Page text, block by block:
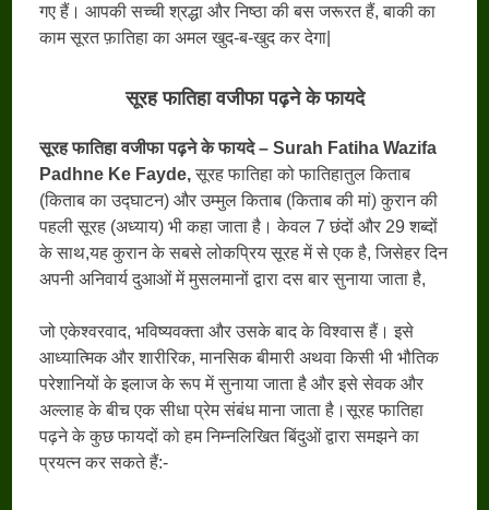
गए हैं। आपकी सच्ची श्रद्धा और निष्ठा की बस जरूरत हैं, बाकी का
काम सूरत फ़ातिहा का अमल खुद-ब-खुद कर देगा|
सूरह फातिहा वजीफा पढ़ने के फायदे
सूरह फातिहा वजीफा पढ़ने के फायदे – Surah Fatiha Wazifa
Padhne Ke Fayde,सूरह फातिहा को फातिहातुल किताब
(किताब का उद्घाटन) और उम्मुल किताब (किताब की मां) कुरान की
पहली सूरह (अध्याय) भी कहा जाता है। केवल 7 छंदों और 29 शब्दों
के साथ,यह कुरान के सबसे लोकप्रिय सूरह में से एक है, जिसेहर दिन
अपनी अनिवार्य दुआओं में मुसलमानों द्वारा दस बार सुनाया जाता है,
जो एकेश्वरवाद, भविष्यवक्ता और उसके बाद के विश्वास हैं। इसे
आध्यात्मिक और शारीरिक, मानसिक बीमारी अथवा किसी भी भौतिक
परेशानियों के इलाज के रूप में सुनाया जाता है और इसे सेवक और
अल्लाह के बीच एक सीधा प्रेम संबंध माना जाता है।सूरह फातिहा
पढ़ने के कुछ फायदों को हम निम्नलिखित बिंदुओं द्वारा समझने का
प्रयत्न कर सकते हैं:-